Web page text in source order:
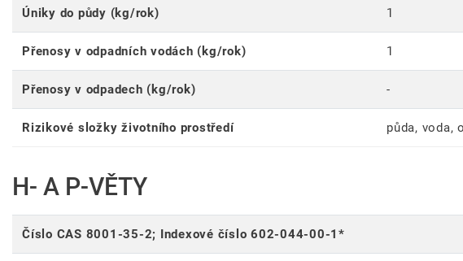
Úniky do půdy (kg/rok) 1
Přenosy v odpadních vodách (kg/rok) 1
Přenosy v odpadech (kg/rok) -
Rizikové složky životního prostředí půda, voda,
H- A P-VĚTY
Číslo CAS 8001-35-2; Indexové číslo 602-044-00-1*